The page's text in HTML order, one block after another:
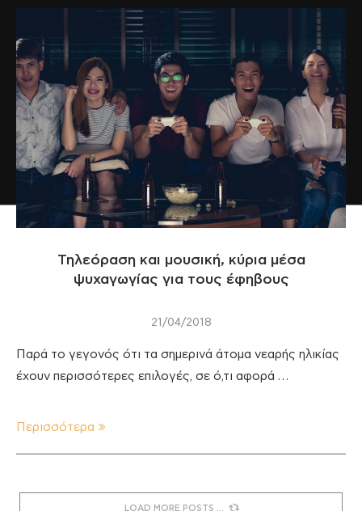
Τηλεόραση και μουσική, κύρια μέσα
ψυχαγωγίας για τους έφηβους
21/04/2018
Παρά το γεγονός ότι τα σημερινά άτομα νεαρής ηλικίας
έχουν περισσότερες επιλογές, σε ό,τι αφορά …
Περισσότερα
LOAD MORE POSTS